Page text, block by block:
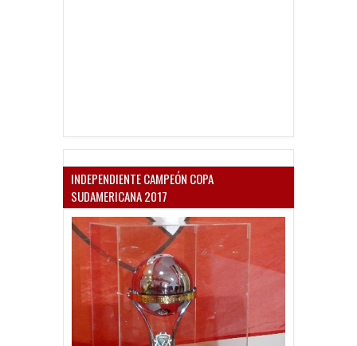
INDEPENDIENTE CAMPEÓN COPA
SUDAMERICANA 2017